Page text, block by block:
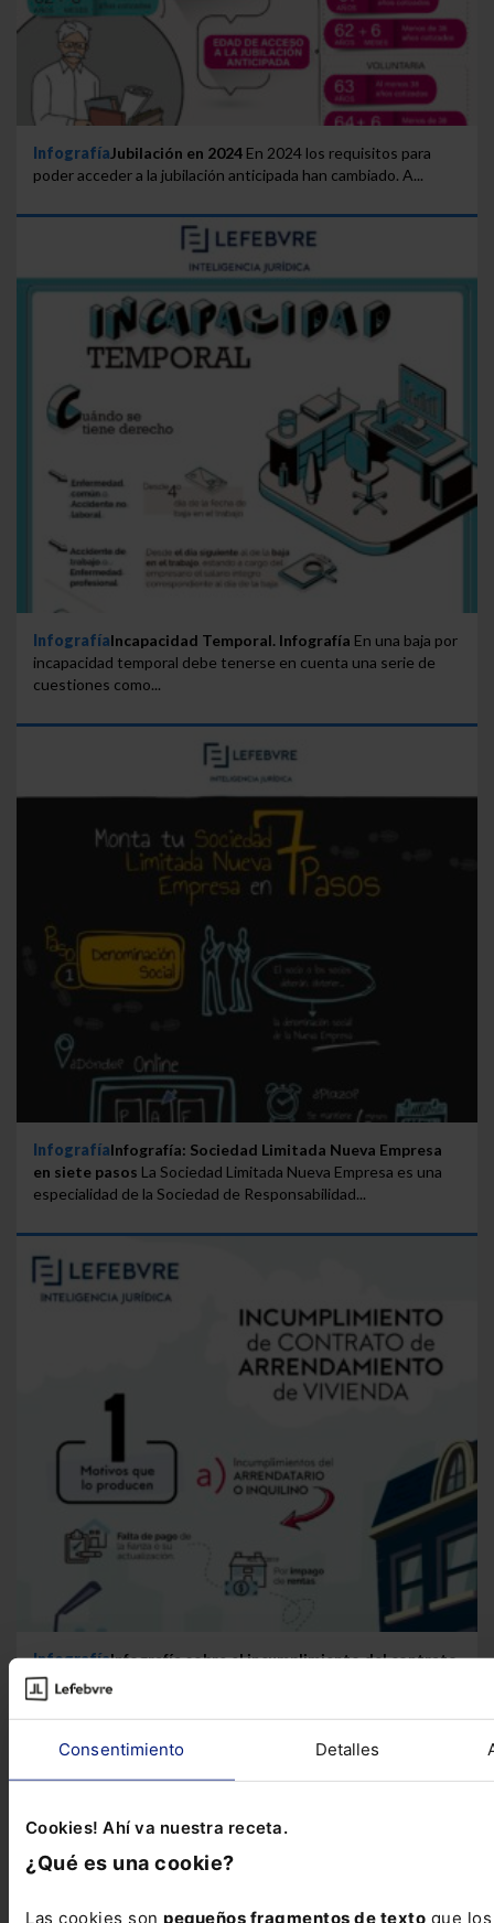
Consentimiento Detalles
Cookies! Ahí va nuestra receta.
¿Qué es una cookie?
Las cookies son pequeños fragmentos de texto que
InfografíaJubilación en 2024 En 2024 los requisitos para
poder acceder a la jubilación anticipada han cambiado. A...
InfografíaIncapacidad Temporal. Infografía En una baja por
incapacidad temporal debe tenerse en cuenta una serie de
cuestiones como...
InfografíaInfografía: Sociedad Limitada Nueva Empresa
en siete pasos La Sociedad Limitada Nueva Empresa es una
especialidad de la Sociedad de Responsabilidad...
InfografíaInfografía sobre el incumplimiento del contrato
de arrendamiento
tratamos las posibilidades del inquilino y del...